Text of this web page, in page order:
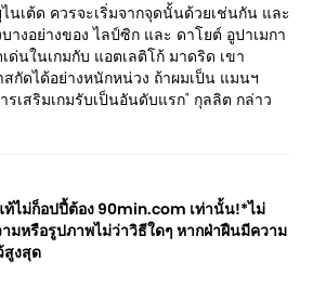
นเต้ด ควรจะเริ่มจากจุดนั้นด้วยเช่นกัน และ
างอย่างของ ไลป์ซิก และ ดาโยต์ อูปาเมกา
ด่นในเกมกับ แอตเลติโก้ มาดริด เขา
สกัดได้อย่างหนักหน่วง ถ้าผมเป็น แมนฯ
รเสริมเกมรับเป็นอันดับแรก" กุลลิต กล่าว
ไม่ก็อปปี้ต้อง 90min.com เท่านั้น!*ไม่
หรือรูปภาพไม่ว่าวิธีใดๆ หากฝ่าฝืนมีความ
สูงสุด